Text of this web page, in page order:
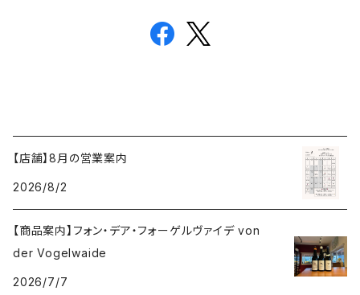
【店舗】8月の営業案内
2026/8/2
【商品案内】フォン・デア・フォーゲルヴァイデ von
der Vogelwaide
2026/7/7